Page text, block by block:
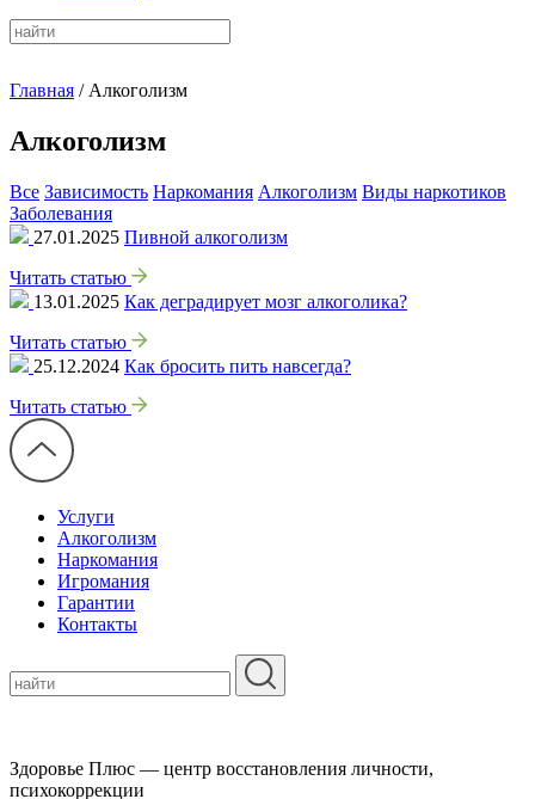
Главная / Алкоголизм
Алкоголизм
Все Зависимость Наркомания Алкоголизм Виды наркотиков
Заболевания
27.01.2025 Пивной алкоголизм
Читать статью
13.01.2025 Как деградирует мозг алкоголика?
Читать статью
25.12.2024 Как бросить пить навсегда?
Читать статью
Услуги
Алкоголизм
Наркомания
Игромания
Гарантии
Контакты
Здоровье Плюс — центр восстановления личности,
психокоррекции